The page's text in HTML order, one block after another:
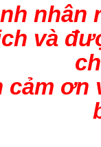
nhân
và
cảm ơn